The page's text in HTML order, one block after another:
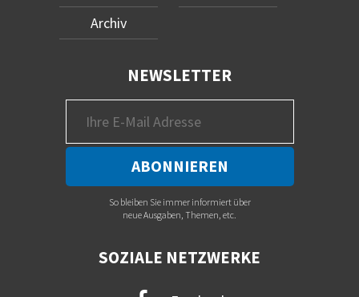
Archiv
NEWSLETTER
So bleiben Sie immer informiert über
neue Ausgaben, Themen, etc.
SOZIALE NETZWERKE